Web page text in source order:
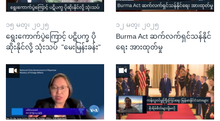
၁၅ မတ္၊ ၂၀၂၅
ရွေးကောက်ပွဲကြောင့် ပဋိပက္ခ ပို
ဆိုးနိုင်လို့ သုံးသပ် "မေးမြန်းခန်း"
၁၂ မတ္၊ ၂၀၂၅
Burma Act ဆက်လက်ရှင်သန်နိုင်
ရေး အားထုတ်မှု